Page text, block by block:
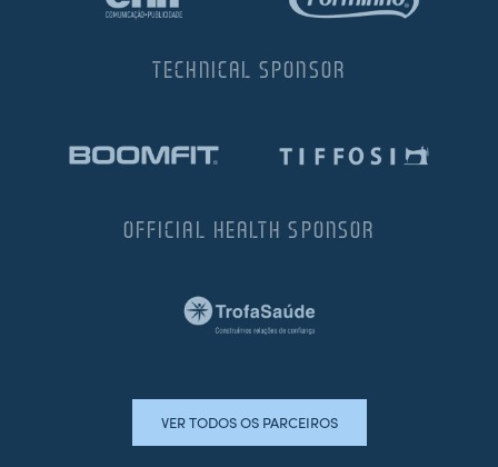
TECHNICAL SPONSOR
OFFICIAL HEALTH SPONSOR
VER TODOS OS PARCEIROS